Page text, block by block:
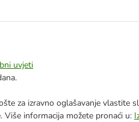
uvjeti
za izravno oglašavanje
informacija možete pronaći u: